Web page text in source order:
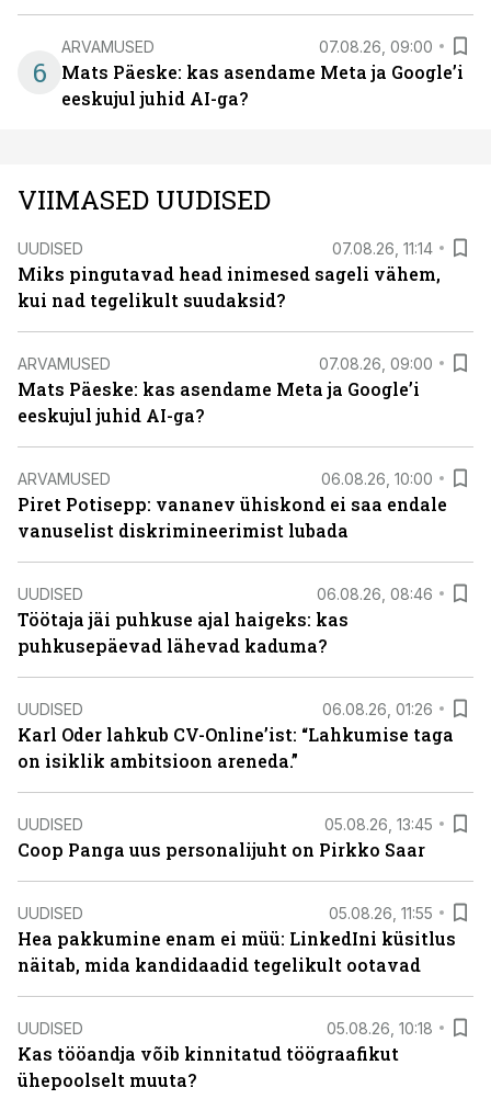
6
ARVAMUSED 07.08.26, 09:00
Mats Päeske: kas asendame Meta ja Google’i
eeskujul juhid AI-ga?
VIIMASED UUDISED
UUDISED 07.08.26, 11:14
Miks pingutavad head inimesed sageli vähem,
kui nad tegelikult suudaksid?
ARVAMUSED 07.08.26, 09:00
Mats Päeske: kas asendame Meta ja Google’i
eeskujul juhid AI-ga?
ARVAMUSED 06.08.26, 10:00
Piret Potisepp: vananev ühiskond ei saa endale
vanuselist diskrimineerimist lubada
UUDISED 06.08.26, 08:46
Töötaja jäi puhkuse ajal haigeks: kas
puhkusepäevad lähevad kaduma?
UUDISED 06.08.26, 01:26
Karl Oder lahkub CV-Online’ist: “Lahkumise taga
on isiklik ambitsioon areneda.”
UUDISED 05.08.26, 13:45
Coop Panga uus personalijuht on Pirkko Saar
UUDISED 05.08.26, 11:55
Hea pakkumine enam ei müü: LinkedIni küsitlus
näitab, mida kandidaadid tegelikult ootavad
UUDISED 05.08.26, 10:18
Kas tööandja võib kinnitatud töögraafikut
ühepoolselt muuta?